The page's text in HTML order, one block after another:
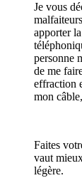
Je vous
apporter
personne
de me
effraction
mon
Faites
vaut
légère.